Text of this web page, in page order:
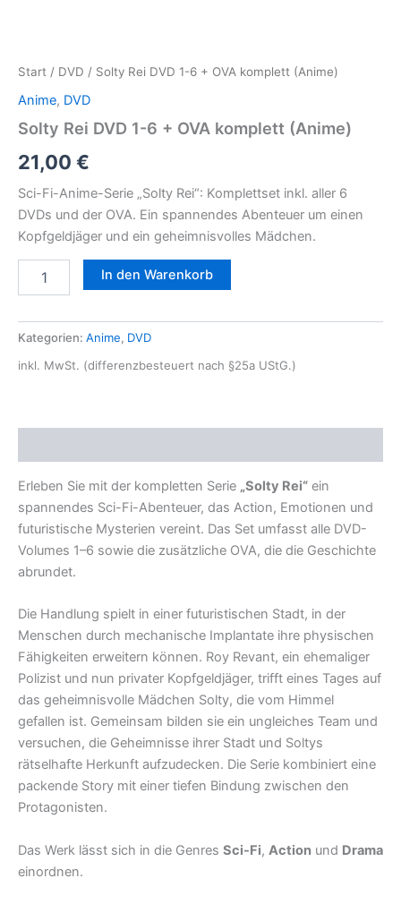
Start / DVD / Solty Rei DVD 1-6 + OVA komplett (Anime)
Anime, DVD
Solty Rei DVD 1-6 + OVA komplett (Anime)
21,00 €
Sci-Fi-Anime-Serie „Solty Rei“: Komplettset inkl. aller 6
DVDs und der OVA. Ein spannendes Abenteuer um einen
Kopfgeldjäger und ein geheimnisvolles Mädchen.
In den Warenkorb
Kategorien: Anime, DVD
inkl. MwSt. (differenzbesteuert nach §25a UStG.)
Erleben Sie mit der kompletten Serie „Solty Rei“ ein
spannendes Sci-Fi-Abenteuer, das Action, Emotionen und
futuristische Mysterien vereint. Das Set umfasst alle DVD-
Volumes 1–6 sowie die zusätzliche OVA, die die Geschichte
abrundet.
Die Handlung spielt in einer futuristischen Stadt, in der
Menschen durch mechanische Implantate ihre physischen
Fähigkeiten erweitern können. Roy Revant, ein ehemaliger
Polizist und nun privater Kopfgeldjäger, trifft eines Tages auf
das geheimnisvolle Mädchen Solty, die vom Himmel
gefallen ist. Gemeinsam bilden sie ein ungleiches Team und
versuchen, die Geheimnisse ihrer Stadt und Soltys
rätselhafte Herkunft aufzudecken. Die Serie kombiniert eine
packende Story mit einer tiefen Bindung zwischen den
Protagonisten.
Das Werk lässt sich in die Genres Sci-Fi, Action und Drama
einordnen.